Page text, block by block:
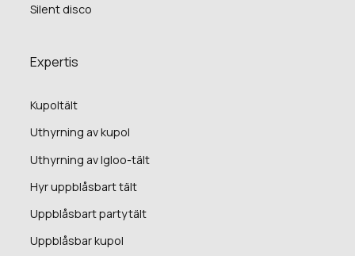
Expertis
Kupoltält
Uthyrning av kupol
Uthyrning av Igloo-tält
Hyr uppblåsbart tält
Uppblåsbart partytält
Uppblåsbar kupol
Silent disco